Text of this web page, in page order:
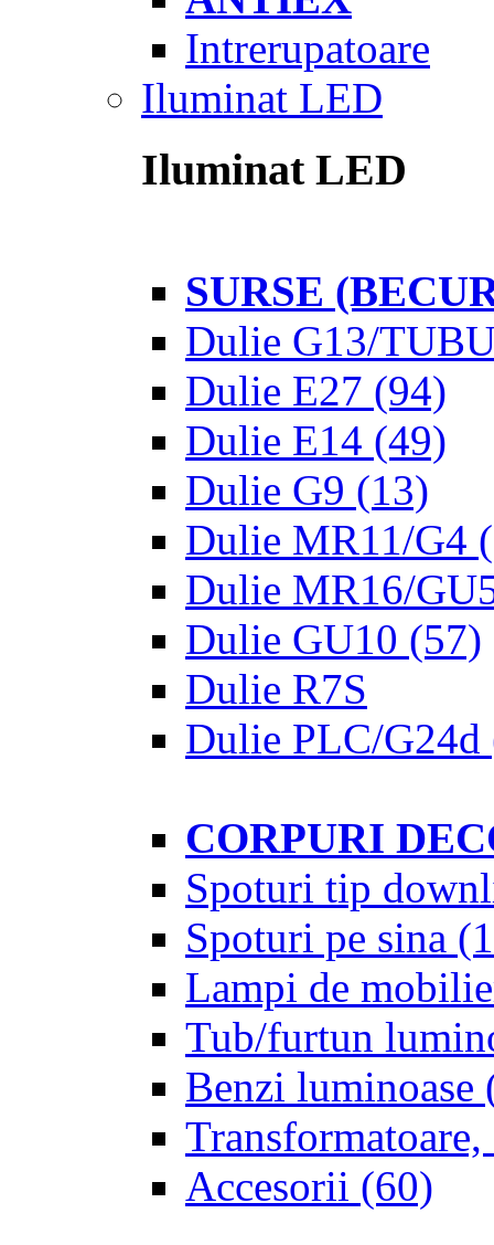
Intrerupatoare
Iluminat LED
Iluminat LED
SURSE
Dulie G13/
Dulie E27 (94)
Dulie E14 (49)
Dulie G9 (13)
Dulie MR11/G4
Dulie MR16/
Dulie GU10 (57)
Dulie R7S
Dulie PLC/G24d
CORPURI
Spoturi tip
Spoturi pe sina
Lampi de
Tub/furtun
Benzi luminoase
Accesorii (60)